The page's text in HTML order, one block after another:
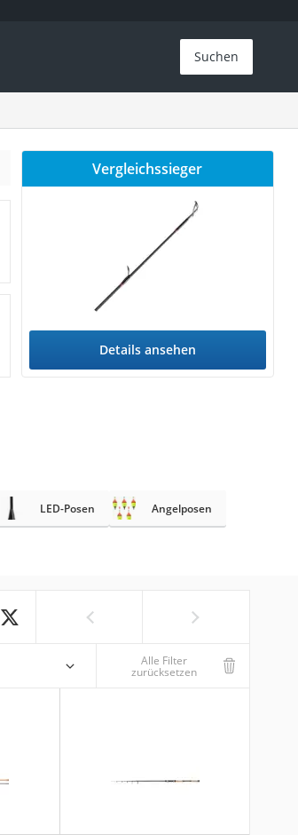
Suchen
Vergleichssieger
Details ansehen
LED-Posen Angelposen
Alle Filter
zurücksetzen